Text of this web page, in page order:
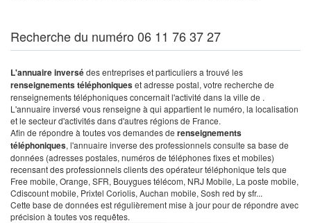
Recherche du numéro 06 11 76 37 27
L'annuaire inversédes entreprises et particuliers a trouvé les
renseignements téléphoniqueset adresse postal, votre recherche de
renseignements téléphoniques concernait l'activité dans la ville de .
L'annuaire inversé vous renseigne à qui appartient le numéro, la localisation
et le secteur d'activités dans d'autres régions de France.
Afin de répondre à toutes vos demandes de renseignements
téléphoniques, l'annuaire inverse des professionnels consulte sa base de
données (adresses postales, numéros de téléphones fixes et mobiles)
recensant des professionnels clients des opérateur téléphonique tels que
Free mobile, Orange, SFR, Bouygues télécom, NRJ Mobile, La poste mobile,
Cdiscount mobile, Prixtel Coriolis, Auchan mobile, Sosh red by sfr...
Cette base de données est régulièrement mise à jour pour de répondre avec
précision à toutes vos requêtes.